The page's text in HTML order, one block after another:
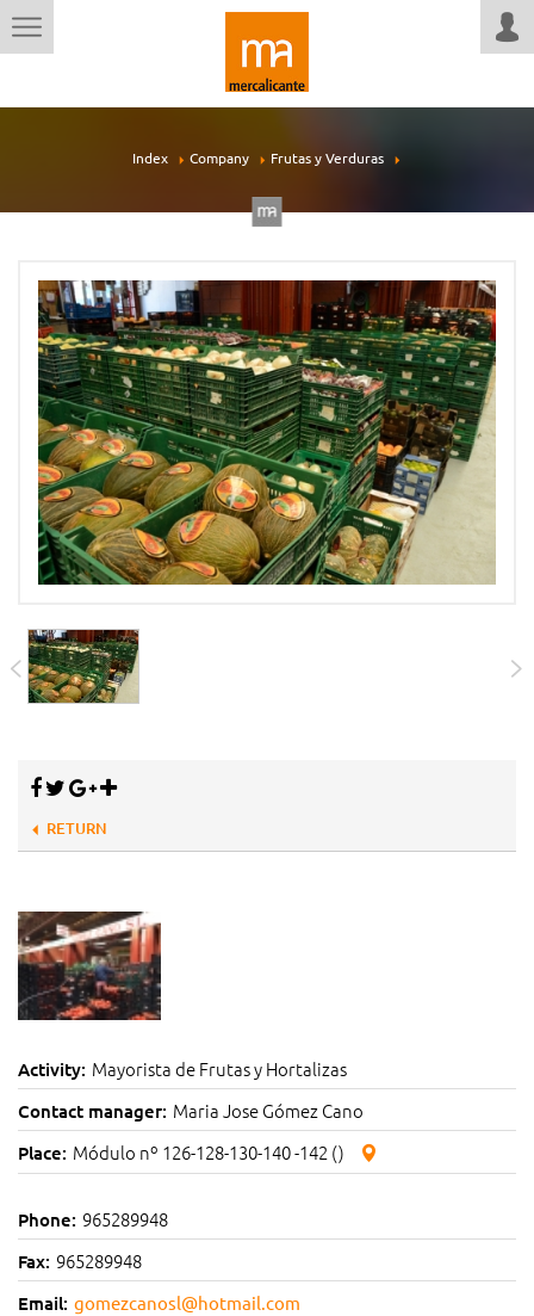
Index Company Frutas y Verduras
RETURN
Activity: Mayorista de Frutas y Hortalizas
Contact manager: Maria Jose Gómez Cano
Place: Módulo nº 126-128-130-140 -142 ()
Phone: 965289948
Fax: 965289948
Email: gomezcanosl@hotmail.com